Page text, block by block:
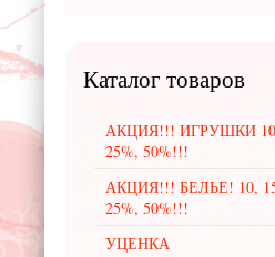
Каталог товаров
АКЦИЯ!!! ИГРУШКИ 10,
25%, 50%!!!
АКЦИЯ!!! БЕЛЬЕ! 10,
25%, 50%!!!
УЦЕНКА